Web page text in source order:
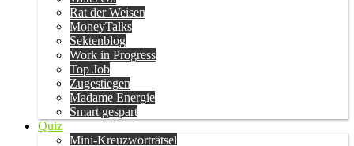
Rat der Weisen
MoneyTalks
Sektenblog
Work in Progress
Top Job
Zugestiegen
Madame Energie
Smart gespart
Quiz
Mini-Kreuzworträtsel